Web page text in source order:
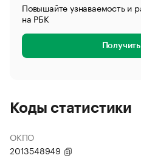
Повышайте узнаваемость и
на РБК
Коды статистики
ОКПО
2013548949